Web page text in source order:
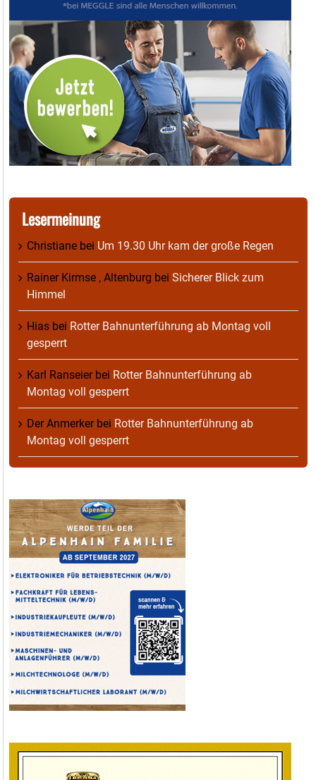
Lesermeinung
Christiane bei Um 19.30 Uhr kam der große Regen
Rainer Kirmse , Altenburg bei Sicherer Blick zum
Himmel
Hias bei Rotter Bahnunterführung ab Montag voll
gesperrt
Karl Ranseierbei Rotter Bahnunterführung ab
Montag voll gesperrt
Der Anmerkerbei Rotter Bahnunterführung ab
Montag voll gesperrt